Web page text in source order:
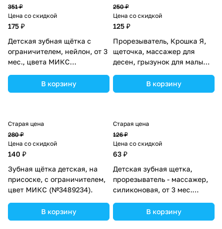
351 ₽
Цена со скидкой
175 ₽
Детская зубная щётка с
ограничителем, нейлон, от 3
мес., цвета МИКС
В корзину
250 ₽
Цена со скидкой
125 ₽
Прорезыватель, Крошка Я,
щеточка, массажер для
десен, грызунок для малыша,
(№1886899).В корзину
Старая цена
280 ₽
Цена со скидкой
140 ₽
Зубная щётка детская, на
присоске, с ограничителем,
цвет МИКС (№3489234).
В корзину
Старая цена
126 ₽
Цена со скидкой
63 ₽
Детская зубная щетка,
прорезыватель - массажер,
силиконовая, от 3 мес.
В корзину